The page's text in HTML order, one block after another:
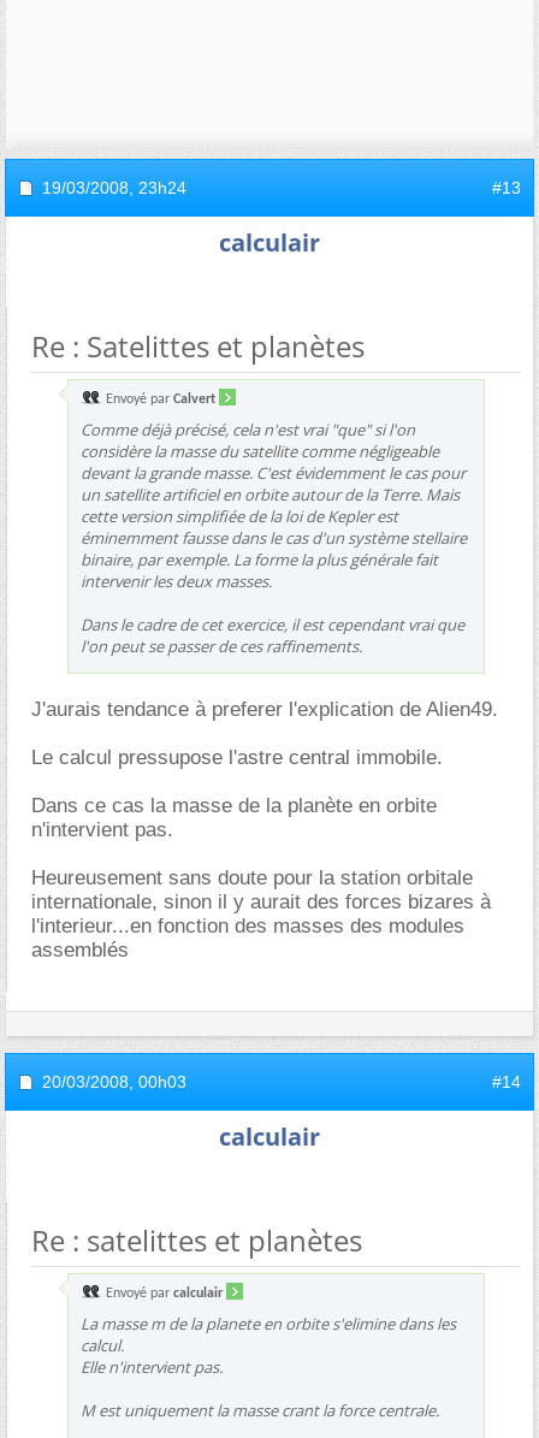
19/03/2008, 23h24 #13
calculair
Re : Satelittes et planètes
Envoyé par Calvert
Comme déjà précisé, cela n'est vrai "que" si l'on
considère la masse du satellite comme négligeable
devant la grande masse. C'est évidemment le cas pour
un satellite artificiel en orbite autour de la Terre. Mais
cette version simplifiée de la loi de Kepler est
éminemment fausse dans le cas d'un système stellaire
binaire, par exemple. La forme la plus générale fait
intervenir les deux masses.
Dans le cadre de cet exercice, il est cependant vrai que
l'on peut se passer de ces raffinements.
J'aurais tendance à preferer l'explication de Alien49.
Le calcul pressupose l'astre central immobile.
Dans ce cas la masse de la planète en orbite
n'intervient pas.
Heureusement sans doute pour la station orbitale
internationale, sinon il y aurait des forces bizares à
l'interieur...en fonction des masses des modules
assemblés
20/03/2008, 00h03 #14
calculair
Re : satelittes et planètes
Envoyé par calculair
La masse m de la planete en orbite s'elimine dans les
calcul.
Elle n'intervient pas.
M est uniquement la masse crant la force centrale.